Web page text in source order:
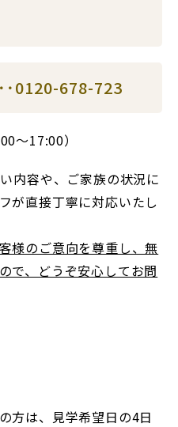
･0120-678-723
～17:00）
内容や、ご家族の状況に
が直接丁寧に対応いたし
様のご意向を尊重し、無
で、どうぞ安心してお問
方は、見学希望日の4日